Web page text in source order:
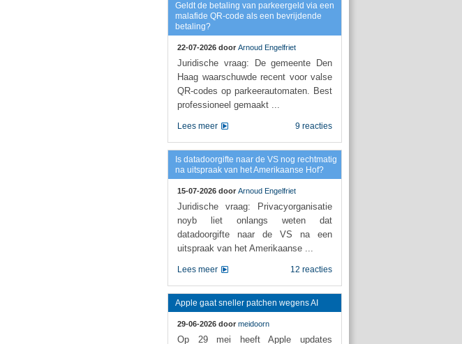
Geldt de betaling van parkeergeld via een
malafide QR-code als een bevrijdende
betaling?
22-07-2026 door Arnoud Engelfriet
Juridische vraag: De gemeente Den
Haag waarschuwde recent voor valse
QR-codes op parkeerautomaten. Best
professioneel gemaakt ...
9 reacties
Lees meer
Is datadoorgifte naar de VS nog rechtmatig
na uitspraak van het Amerikaanse Hof?
15-07-2026 door Arnoud Engelfriet
Juridische vraag: Privacyorganisatie
noyb liet onlangs weten dat
datadoorgifte naar de VS na een
uitspraak van het Amerikaanse ...
12 reacties
Lees meer
Apple gaat sneller patchen wegens AI
29-06-2026 door meidoorn
Op 29 mei heeft Apple updates